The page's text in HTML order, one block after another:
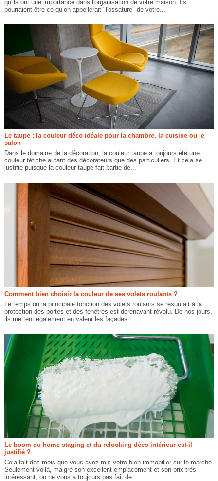
qu'ils ont une importance dans l'organisation de votre maison. Ils
pourraient être ce qu’on appellerait "l'ossature" de votre...
Le taupe : la couleur déco idéale pour la chambre, la cuisine ou le
salon
Dans le domaine de la décoration, la couleur taupe a toujours été une
couleur fétiche autant des décorateurs que des particuliers. Et cela se
justifie puisque la couleur taupe fait partie de...
Comment bien choisir la couleur de ses volets roulants ?
Le temps où la principale fonction des volets roulants se résumait à la
protection des portes et des fenêtres est dorénavant révolu. De nos jours,
ils mettent également en valeur les façades...
Le boom du home staging et du relooking déco intérieur est-il
justifié ?
Cela fait des mois que vous avez mis votre bien immobilier sur le marché.
Seulement voilà, malgré son excellent emplacement et son prix très
intéressant, on ne vous a toujours pas fait de...